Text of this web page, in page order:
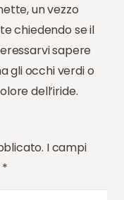
un vezzo
chiedendo se il
sapere
gli occhi verdi o
dell’iride.
I campi
*